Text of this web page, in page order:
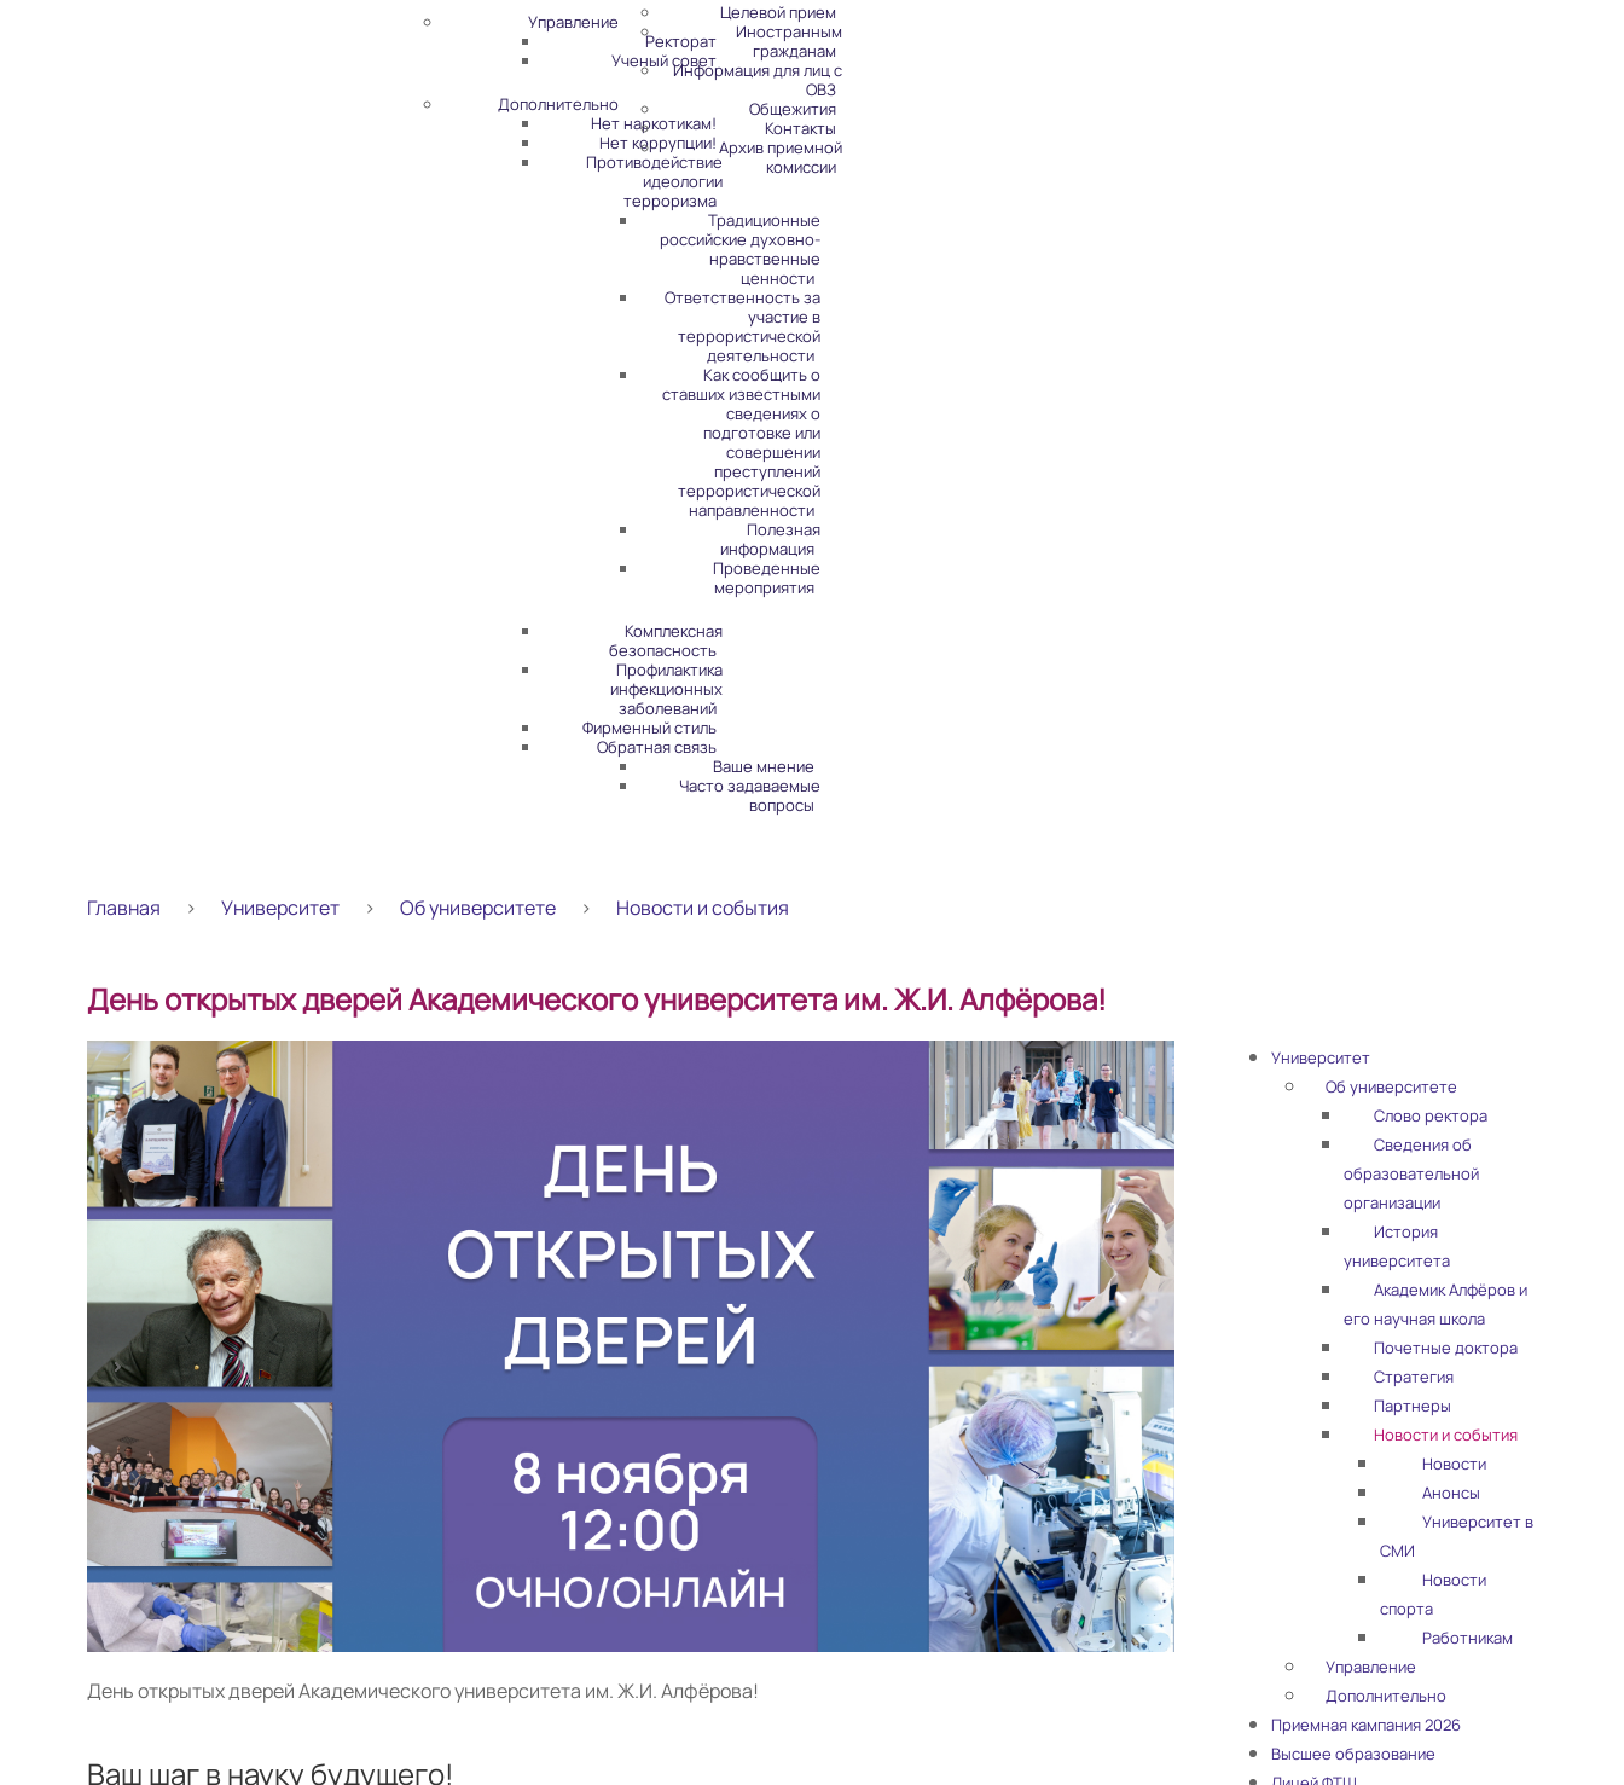
Управление
Ректорат
Ученый совет
Дополнительно
Нет наркотикам!
Нет коррупции!
Противодействие
идеологии
терроризма
Традиционные
российские духовно-
нравственные
ценности
Ответственность за
участие в
террористической
деятельности
Как сообщить о
ставших известными
сведениях о
подготовке или
совершении
преступлений
террористической
направленности
Полезная
информация
Проведенные
мероприятия
Комплексная
безопасность
Профилактика
инфекционных
заболеваний
Фирменный стиль
Обратная связь
Ваше мнение
Часто задаваемые
вопросы
Целевой прием
Иностранным
гражданам
Информация для лиц с
ОВЗ
Общежития
Контакты
Архив приемной
комиссии
Главная Университет Об университете Новости и события
День открытых дверей Академического университета им. Ж.И. Алфёрова!
День открытых дверей Академического университета им. Ж.И. Алфёрова!
Ваш шаг в науку будущего!
Университет
Об университете
Слово ректора
Сведения об
образовательной
организации
История
университета
Академик Алфёров и
его научная школа
Почетные доктора
Стратегия
Партнеры
Новости и события
Новости
Анонсы
Университет в
СМИ
Новости
спорта
Работникам
Управление
Дополнительно
Приемная кампания 2026
Высшее образование